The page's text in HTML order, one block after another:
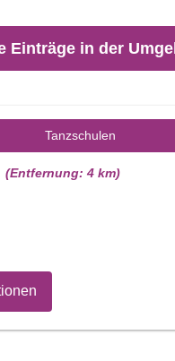
Einträge in der
Tanzschulen
(Entfernung: 4 km)